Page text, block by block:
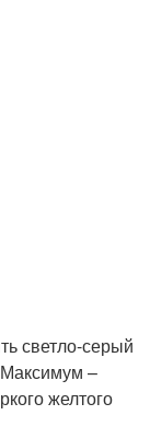
светло-серый
Максимум –
желтого